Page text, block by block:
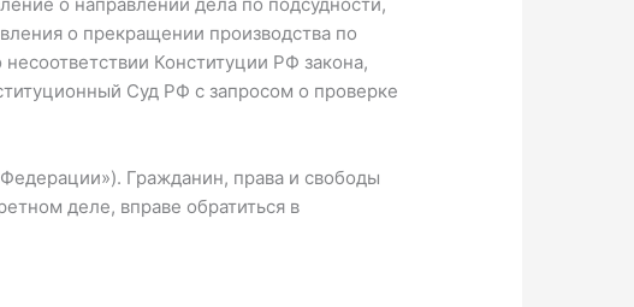
о прекращении производства по
Конституции РФ закона,
Суд РФ с запросом о проверке
Гражданин, права и свободы
деле, вправе обратиться в